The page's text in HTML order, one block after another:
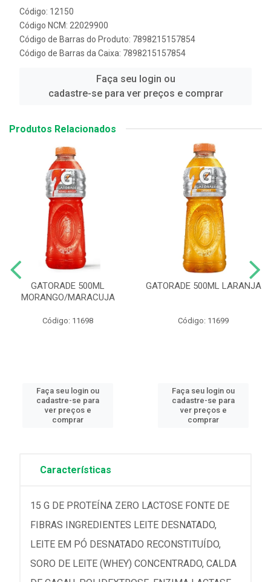
Código: 12150
Código NCM: 22029900
Código de Barras do Produto: 7898215157854
Código de Barras da Caixa: 7898215157854
Faça seu login ou
cadastre-se para ver preços e comprar
Produtos Relacionados
GATORADE 500ML
MORANGO/MARACUJA
Código: 11698
Faça seu login ou
cadastre-se para
ver preços e
comprar
GATORADE 500ML LARANJA
Código: 11699
Faça seu login ou
cadastre-se para
ver preços e
comprar
Características
15 G DE PROTEÍNA ZERO LACTOSE FONTE DE
FIBRAS INGREDIENTES LEITE DESNATADO,
LEITE EM PÓ DESNATADO RECONSTITUÍDO,
SORO DE LEITE (WHEY) CONCENTRADO, CALDA